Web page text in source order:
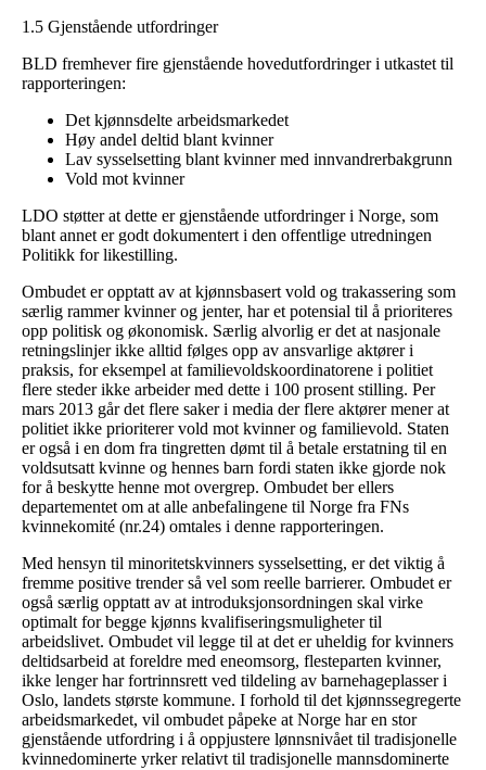
1.5 Gjenstående utfordringer
BLD fremhever fire gjenstående hovedutfordringer i utkastet til
rapporteringen:
Det kjønnsdelte arbeidsmarkedet
Høy andel deltid blant kvinner
Lav sysselsetting blant kvinner med innvandrerbakgrunn
Vold mot kvinner
LDO støtter at dette er gjenstående utfordringer i Norge, som
blant annet er godt dokumentert i den offentlige utredningen
Politikk for likestilling.
Ombudet er opptatt av at kjønnsbasert vold og trakassering som
særlig rammer kvinner og jenter, har et potensial til å prioriteres
opp politisk og økonomisk. Særlig alvorlig er det at nasjonale
retningslinjer ikke alltid følges opp av ansvarlige aktører i
praksis, for eksempel at familievoldskoordinatorene i politiet
flere steder ikke arbeider med dette i 100 prosent stilling. Per
mars 2013 går det flere saker i media der flere aktører mener at
politiet ikke prioriterer vold mot kvinner og familievold. Staten
er også i en dom fra tingretten dømt til å betale erstatning til en
voldsutsatt kvinne og hennes barn fordi staten ikke gjorde nok
for å beskytte henne mot overgrep. Ombudet ber ellers
departementet om at alle anbefalingene til Norge fra FNs
kvinnekomité (nr.24) omtales i denne rapporteringen.
Med hensyn til minoritetskvinners sysselsetting, er det viktig å
fremme positive trender så vel som reelle barrierer. Ombudet er
også særlig opptatt av at introduksjonsordningen skal virke
optimalt for begge kjønns kvalifiseringsmuligheter til
arbeidslivet. Ombudet vil legge til at det er uheldig for kvinners
deltidsarbeid at foreldre med eneomsorg, flesteparten kvinner,
ikke lenger har fortrinnsrett ved tildeling av barnehageplasser i
Oslo, landets største kommune. I forhold til det kjønnssegregerte
arbeidsmarkedet, vil ombudet påpeke at Norge har en stor
gjenstående utfordring i å oppjustere lønnsnivået til tradisjonelle
kvinnedominerte yrker relativt til tradisjonelle mannsdominerte